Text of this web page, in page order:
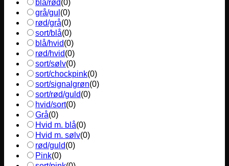
blå/rød(0)
grå/gul (0)
rød/grå(0)
sort/blå(0)
blå/hvid(0)
rød/hvid(0)
sort/sølv(0)
sort/chockpink(0)
sort/signalgrøn(0)
sort/rød/guld(0)
hvid/sort(0)
Grå(0)
Hvid m. blå(0)
Hvid m. sølv(0)
rød/guld(0)
Pink(0)